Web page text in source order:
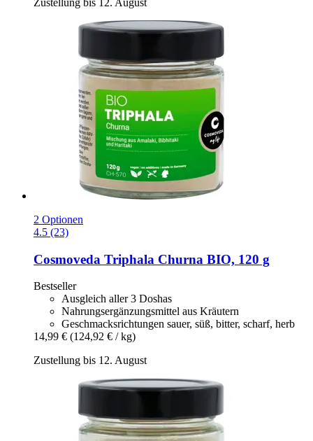
Zustellung bis 12. August
2 Optionen
4.5 (23)
Cosmoveda Triphala Churna BIO, 120 g
Bestseller
Ausgleich aller 3 Doshas
Nahrungsergänzungsmittel aus Kräutern
Geschmacksrichtungen sauer, süß, bitter, scharf, herb
14,99 € (124,92 € / kg)
Zustellung bis 12. August